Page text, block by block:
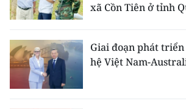
NHÂN DÂN CUỐI TUẦN
NHÂN DÂN HẰNG THÁNG
MUA BÁO
xã Cồn Tiên ở tỉnh
Giai đoạn phát
hệ Việt Nam-